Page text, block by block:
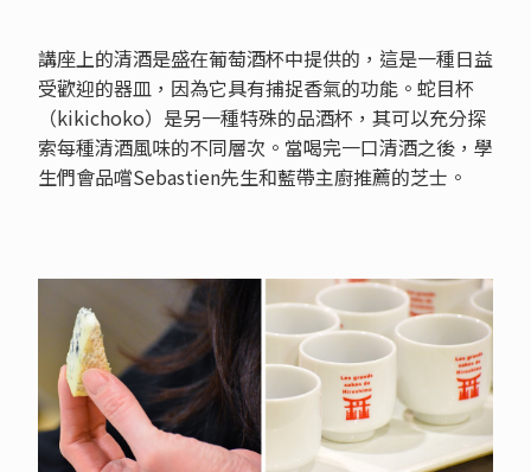
講座上的清酒是盛在葡萄酒杯中提供的，這是一種日益
受歡迎的器皿，因為它具有捕捉香氣的功能。蛇目杯
（kikichoko）是另一種特殊的品酒杯，其可以充分探
索每種清酒風味的不同層次。當喝完一口清酒之後，學
生們會品嚐Sebastien先生和藍帶主廚推薦的芝士。